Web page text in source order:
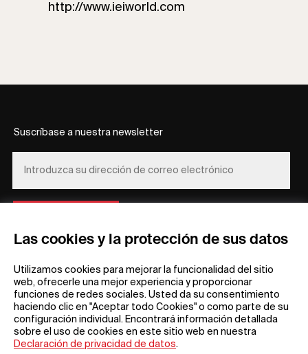
Las cookies y la protección de sus datos
Utilizamos cookies para mejorar la funcionalidad del sitio
web, ofrecerle una mejor experiencia y proporcionar
funciones de redes sociales. Usted da su consentimiento
haciendo clic en "Aceptar todo Cookies" o como parte de su
configuración individual. Encontrará información detallada
sobre el uso de cookies en este sitio web en nuestra
Declaración de privacidad de datos.
http://www.ieiworld.com
Información general
Preguntas frecuentes
Empresa
my iF
Suscríbase a nuestra newsletter